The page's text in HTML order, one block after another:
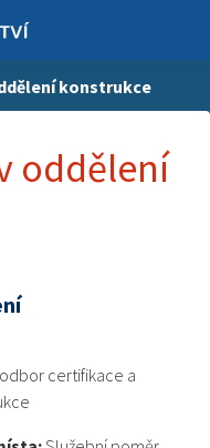
konstrukce
oddělení
certifikace a